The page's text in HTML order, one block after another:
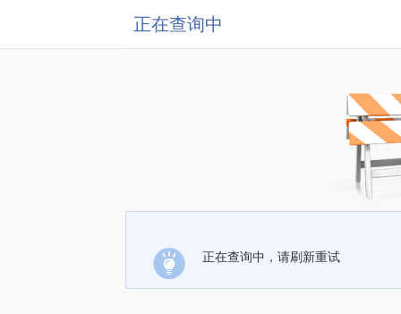
正在查询中
正在查询中，请刷新重试